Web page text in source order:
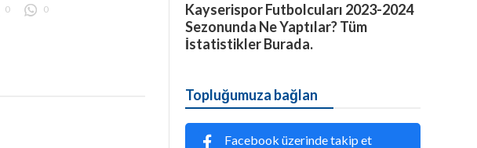
0 0
Kayserispor Futbolcuları 2023-2024
Sezonunda Ne Yaptılar? Tüm
İstatistikler Burada.
Topluğumuza bağlan
Facebook üzerinde takip et